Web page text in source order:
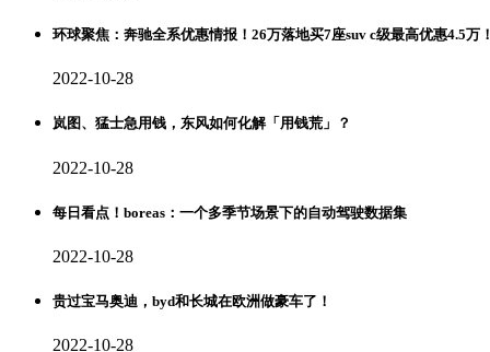
环球聚焦：奔驰全系优惠情报！26万落地买7座suv c级最高优惠4.5万！
2022-10-28
岚图、猛士急用钱，东风如何化解「用钱荒」？
2022-10-28
每日看点！boreas：一个多季节场景下的自动驾驶数据集
2022-10-28
贵过宝马奥迪，byd和长城在欧洲做豪车了！
2022-10-28